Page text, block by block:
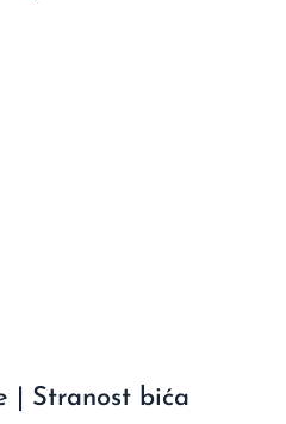
| Stranost bića